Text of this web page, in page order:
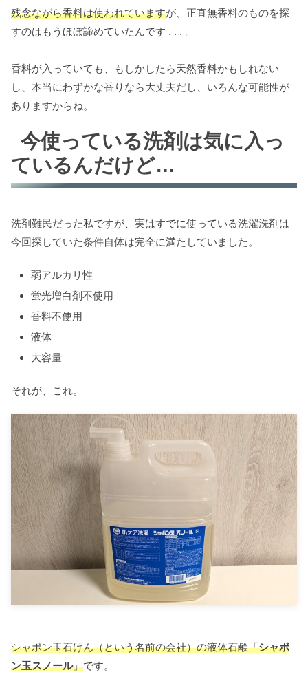
残念ながら香料は使われていますが、正直無香料のものを探
すのはもうほぼ諦めていたんです . . . 。
香料が入っていても、もしかしたら天然香料かもしれない
し、本当にわずかな香りなら大丈夫だし、いろんな可能性が
ありますからね。
今使っている洗剤は気に入っ
ているんだけど…
洗剤難民だった私ですが、実はすでに使っている洗濯洗剤は
今回探していた条件自体は完全に満たしていました。
弱アルカリ性
蛍光増白剤不使用
香料不使用
液体
大容量
それが、これ。
シャボン玉石けん（という名前の会社）の液体石鹸「シャボ
ン玉スノール」です。